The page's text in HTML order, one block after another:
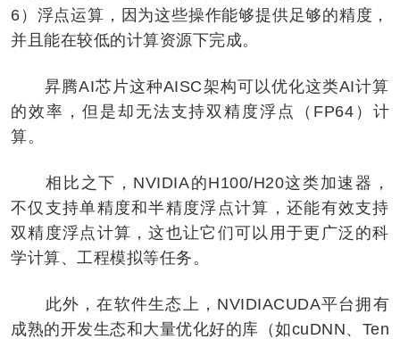
6）浮点运算，因为这些操作能够提供足够的精度，
并且能在较低的计算资源下完成。
昇腾AI芯片这种AISC架构可以优化这类AI计算
的效率，但是却无法支持双精度浮点（FP64）计
算。
相比之下，NVIDIA的H100/H20这类加速器，
不仅支持单精度和半精度浮点计算，还能有效支持
双精度浮点计算，这也让它们可以用于更广泛的科
学计算、工程模拟等任务。
此外，在软件生态上，NVIDIACUDA平台拥有
成熟的开发生态和大量优化好的库（如cuDNN、Ten